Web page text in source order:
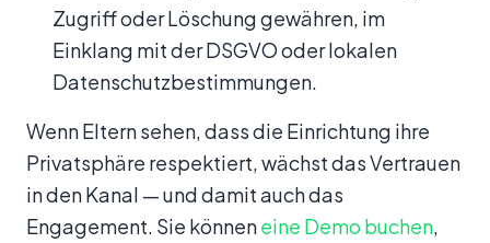
Zugriff oder Löschung gewähren, im
Einklang mit der DSGVO oder lokalen
Datenschutzbestimmungen.
Wenn Eltern sehen, dass die Einrichtung ihre
Privatsphäre respektiert, wächst das Vertrauen
in den Kanal — und damit auch das
Engagement. Sie könneneine Demo buchen,